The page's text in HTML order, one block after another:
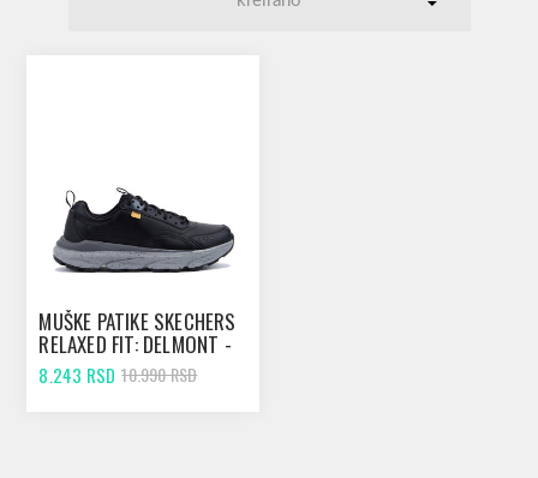
MUŠKE PATIKE SKECHERS
RELAXED FIT: DELMONT -
SPARDO BLACK
8.243 RSD 10.990 RSD